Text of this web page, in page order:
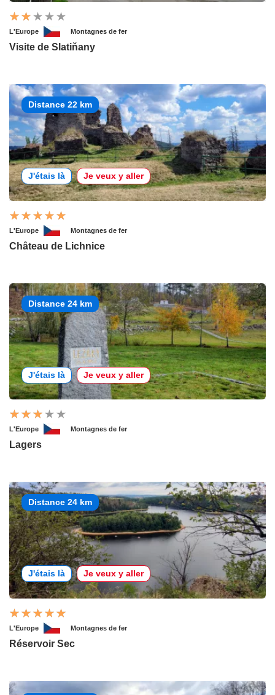
L'Europe Montagnes de fer
Visite de Slatiňany
Distance 22 km
J'étais là Je veux y aller
L'Europe Montagnes de fer
Château de Lichnice
Distance 24 km
J'étais là Je veux y aller
L'Europe Montagnes de fer
Lagers
Distance 24 km
J'étais là Je veux y aller
L'Europe Montagnes de fer
Réservoir Sec